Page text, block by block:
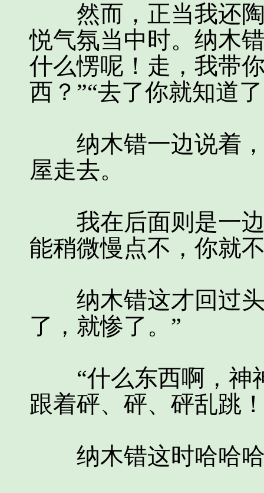
然而，正当我还陶
悦气氛当中时。纳木
什么愣呢！走，我带
西？”“去了你就知道
纳木错一边说着，
屋走去。
我在后面则是一边
能稍微慢点不，你就
纳木错这才回过头
了，就惨了。”
“什么东西啊，神
跟着砰、砰、砰乱跳
纳木错这时哈哈